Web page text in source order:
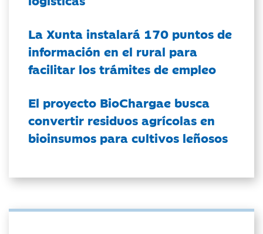
La Xunta instalará 170 puntos de
información en el rural para
facilitar los trámites de empleo
El proyecto BioChargae busca
convertir residuos agrícolas en
bioinsumos para cultivos leñosos